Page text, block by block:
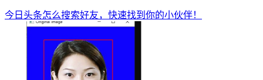
今日头条怎么搜索好友，快速找到你的小伙伴！